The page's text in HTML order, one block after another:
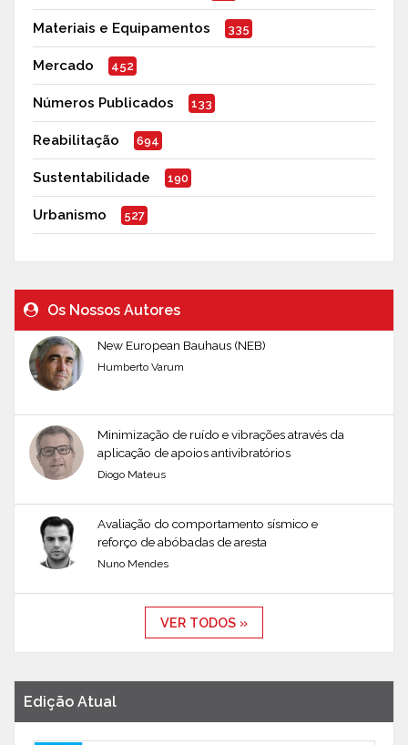
Materiais e Equipamentos 335
Mercado 452
Números Publicados 133
Reabilitação 694
Sustentabilidade 190
Urbanismo 527
Os Nossos Autores
New European Bauhaus (NEB)
Humberto Varum
Minimização de ruído e vibrações através da
aplicação de apoios antivibratórios
Diogo Mateus
Avaliação do comportamento sísmico e
reforço de abóbadas de aresta
Nuno Mendes
VER TODOS »
Edição Atual